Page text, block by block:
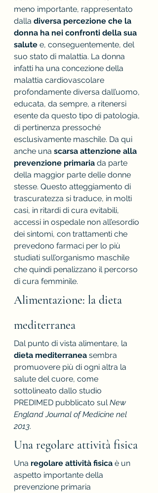
meno importante, rappresentato
dalla diversa percezione che la
donna ha nei confronti della sua
salute e, conseguentemente, del
suo stato di malattia. La donna
infatti ha una concezione della
malattia cardiovascolare
profondamente diversa dall’uomo,
educata, da sempre, a ritenersi
esente da questo tipo di patologia,
di pertinenza pressoché
esclusivamente maschile. Da qui
anche una scarsa attenzione alla
prevenzione primaria da parte
della maggior parte delle donne
stesse. Questo atteggiamento di
trascuratezza si traduce, in molti
casi, in ritardi di cura evitabili,
accessi in ospedale non all’esordio
dei sintomi, con trattamenti che
prevedono farmaci per lo più
studiati sull’organismo maschile
che quindi penalizzano il percorso
di cura femminile.
Alimentazione: la dieta
mediterranea
Dal punto di vista alimentare, la
dieta mediterranea sembra
promuovere più di ogni altra la
salute del cuore, come
sottolineato dallo studio
PREDIMED pubblicato sul New
England Journal of Medicine nel
2013.
Una regolare attività fisica
Una regolare attività fisica è un
aspetto importante della
prevenzione primaria